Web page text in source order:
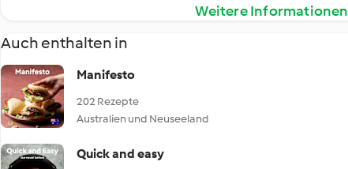
Weitere Informationen
Auch enthalten in
Manifesto
202 Rezepte
Australien und Neuseeland
Quick and easy